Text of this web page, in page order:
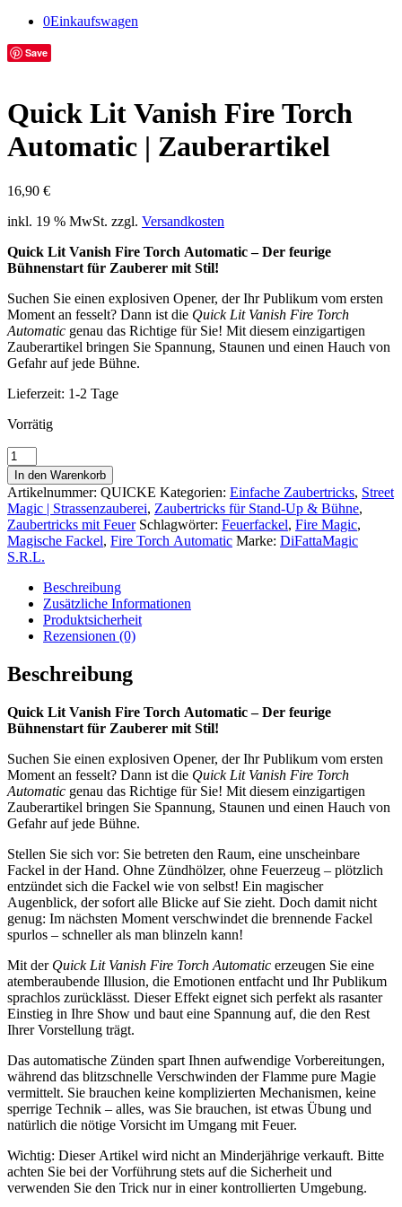
0Einkaufswagen
Save
Quick Lit Vanish Fire Torch
Automatic | Zauberartikel
16,90 €
inkl. 19 % MwSt. zzgl. Versandkosten
Quick Lit Vanish Fire Torch Automatic – Der feurige
Bühnenstart für Zauberer mit Stil!
Suchen Sie einen explosiven Opener, der Ihr Publikum vom ersten
Moment an fesselt? Dann ist die Quick Lit Vanish Fire Torch
Automatic genau das Richtige für Sie! Mit diesem einzigartigen
Zauberartikel bringen Sie Spannung, Staunen und einen Hauch von
Gefahr auf jede Bühne.
Lieferzeit: 1-2 Tage
Vorrätig
Quick
Lit
Vanish
Fire
Torch
Automatic
|
Zauberartikel
Menge
In den Warenkorb
Artikelnummer: QUICKE Kategorien: Einfache Zaubertricks, Street
Magic | Strassenzauberei, Zaubertricks für Stand-Up & Bühne,
Zaubertricks mit Feuer Schlagwörter: Feuerfackel, Fire Magic,
Magische Fackel, Fire Torch Automatic Marke: DiFattaMagic
S.R.L.
Beschreibung
Zusätzliche Informationen
Produktsicherheit
Rezensionen (0)
Beschreibung
Quick Lit Vanish Fire Torch Automatic – Der feurige
Bühnenstart für Zauberer mit Stil!
Suchen Sie einen explosiven Opener, der Ihr Publikum vom ersten
Moment an fesselt? Dann ist die Quick Lit Vanish Fire Torch
Automatic genau das Richtige für Sie! Mit diesem einzigartigen
Zauberartikel bringen Sie Spannung, Staunen und einen Hauch von
Gefahr auf jede Bühne.
Stellen Sie sich vor: Sie betreten den Raum, eine unscheinbare
Fackel in der Hand. Ohne Zündhölzer, ohne Feuerzeug – plötzlich
entzündet sich die Fackel wie von selbst! Ein magischer
Augenblick, der sofort alle Blicke auf Sie zieht. Doch damit nicht
genug: Im nächsten Moment verschwindet die brennende Fackel
spurlos – schneller als man blinzeln kann!
Mit der Quick Lit Vanish Fire Torch Automatic erzeugen Sie eine
atemberaubende Illusion, die Emotionen entfacht und Ihr Publikum
sprachlos zurücklässt. Dieser Effekt eignet sich perfekt als rasanter
Einstieg in Ihre Show und baut eine Spannung auf, die den Rest
Ihrer Vorstellung trägt.
Das automatische Zünden spart Ihnen aufwendige Vorbereitungen,
während das blitzschnelle Verschwinden der Flamme pure Magie
vermittelt. Sie brauchen keine komplizierten Mechanismen, keine
sperrige Technik – alles, was Sie brauchen, ist etwas Übung und
natürlich die nötige Vorsicht im Umgang mit Feuer.
Wichtig: Dieser Artikel wird nicht an Minderjährige verkauft. Bitte
achten Sie bei der Vorführung stets auf die Sicherheit und
verwenden Sie den Trick nur in einer kontrollierten Umgebung.